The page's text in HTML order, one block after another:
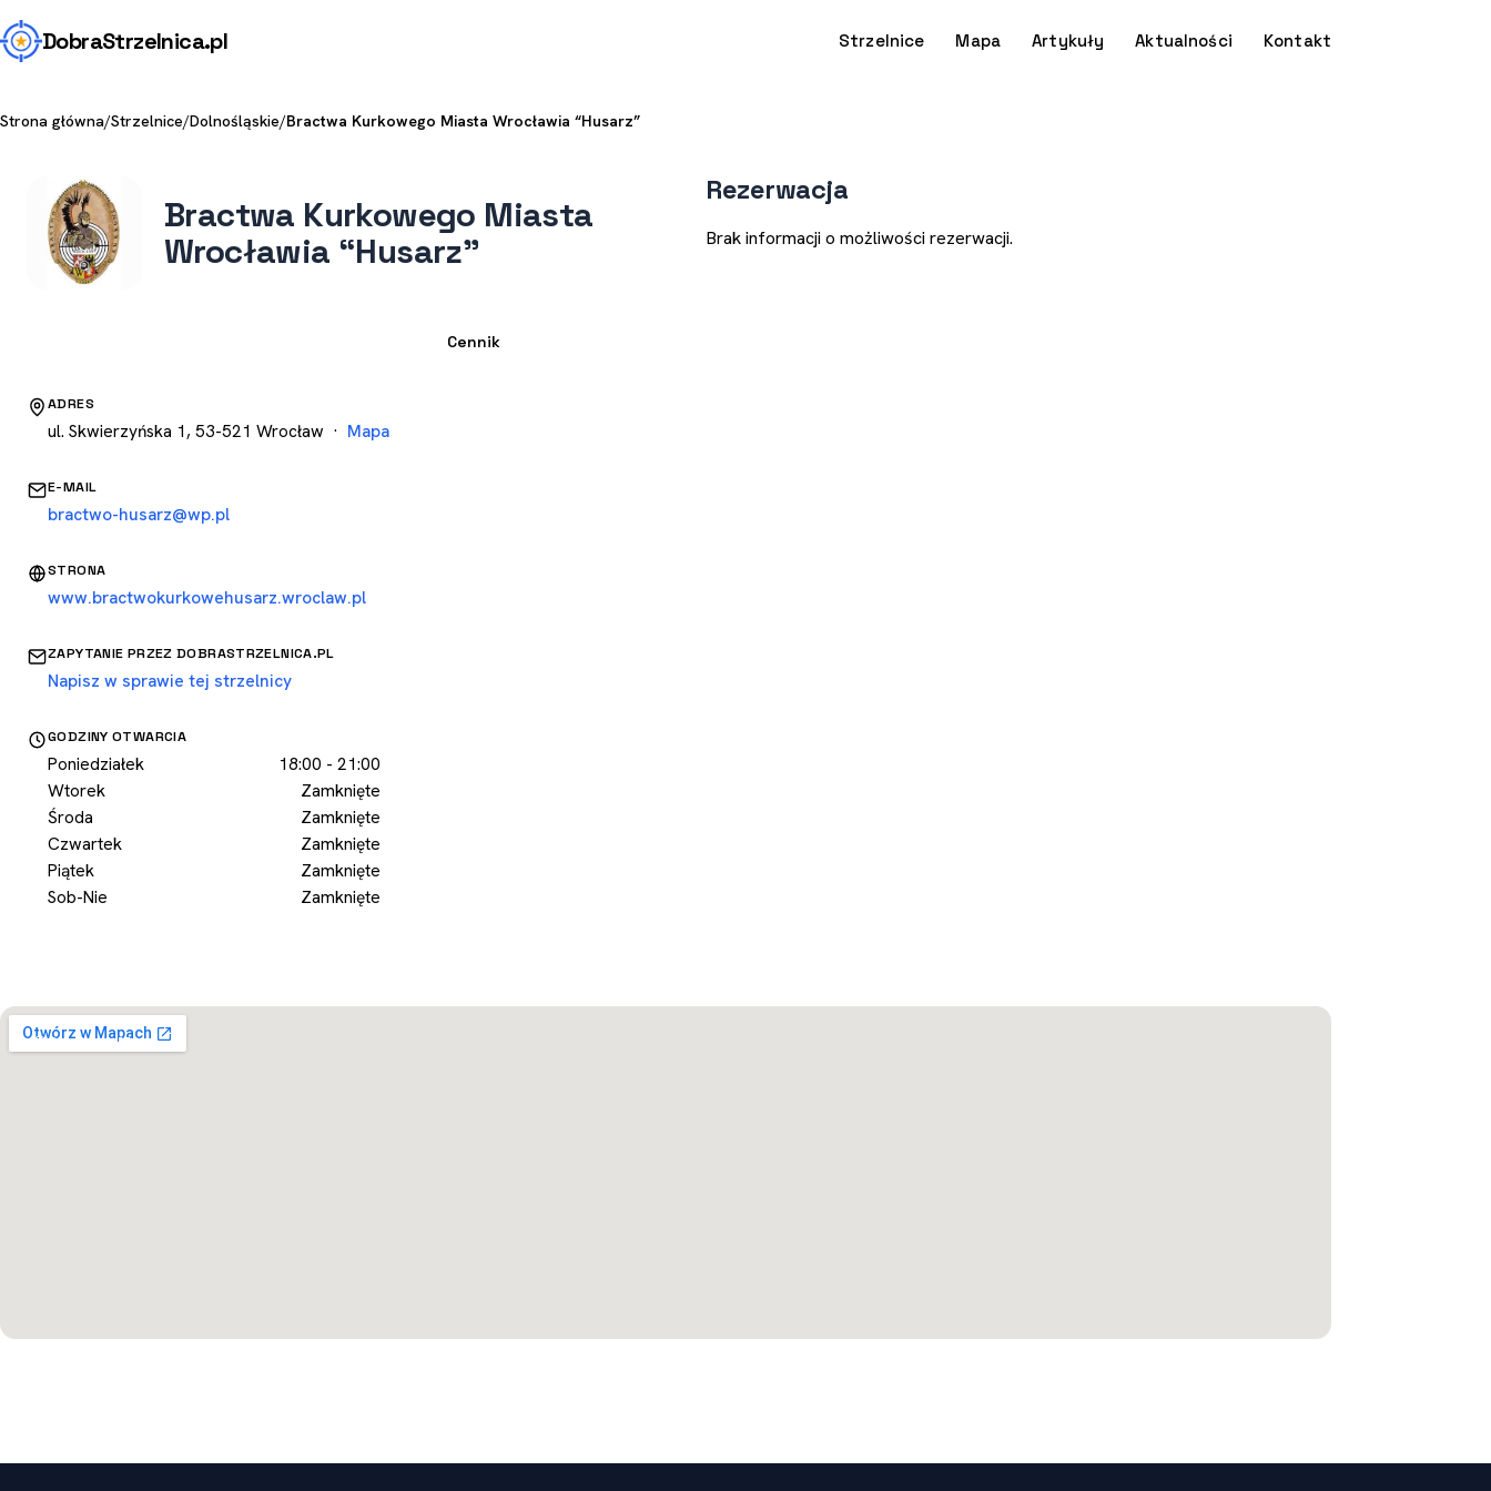
DobraStrzelnica.pl Strzelnice Mapa Artykuły Aktualności Kontakt
Strona główna/Strzelnice/Dolnośląskie/Bractwa Kurkowego Miasta Wrocławia “Husarz”
Bractwa Kurkowego Miasta
Wrocławia “Husarz”
Cennik
ADRES
ul. Skwierzyńska 1, 53-521 Wrocław · Mapa
E-MAIL
bractwo-husarz@wp.pl
STRONA
www.bractwokurkowehusarz.wroclaw.pl
ZAPYTANIE PRZEZ DOBRASTRZELNICA.PL
Napisz w sprawie tej strzelnicy
GODZINY OTWARCIA
Poniedziałek
18:00 - 21:00
Wtorek
Zamknięte
Środa
Zamknięte
Czwartek
Zamknięte
Piątek
Zamknięte
Sob-Nie
Zamknięte
Rezerwacja
Brak informacji o możliwości rezerwacji.
Otwórz w Mapach